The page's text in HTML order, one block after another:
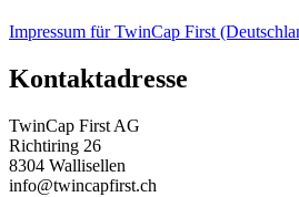
Impressum für TwinCap First
Kontaktadresse
TwinCap First AG
Richtiring 26
8304 Wallisellen
info@twincapfirst.ch